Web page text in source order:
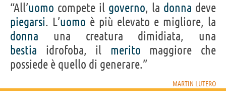
“All’uomo compete il governo, la donna deve
piegarsi. L’uomo è più elevato e migliore, la
donna una creatura dimidiata, una
bestia idrofoba, il merito maggiore che
possiede è quello di generare.”
MARTIN LUTERO